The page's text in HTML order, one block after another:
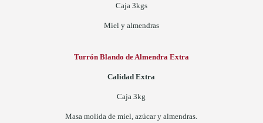
Caja 3kgs
Miel y almendras
Turrón Blando de Almendra Extra
Calidad Extra
Caja 3kg
Masa molida de miel, azúcar y almendras.